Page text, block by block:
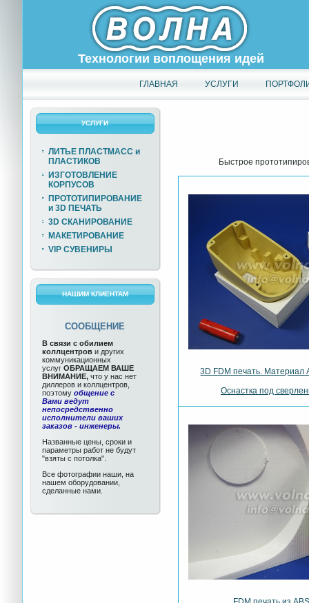
Технологии воплощения идей
ГЛАВНАЯ УСЛУГИ
УСЛУГИ
ЛИТЬЕ ПЛАСТМАСС и
ПЛАСТИКОВ
ИЗГОТОВЛЕНИЕ
КОРПУСОВ
ПРОТОТИПИРОВАНИЕ
и 3D ПЕЧАТЬ
3D СКАНИРОВАНИЕ
МАКЕТИРОВАНИЕ
VIP СУВЕНИРЫ
НАШИМ КЛИЕНТАМ
СООБЩЕНИЕ
В связи с обилием
коллцентров и других
коммуникационных
услуг ОБРАЩАЕМ ВАШЕ
ВНИМАНИЕ, что у нас нет
диллеров и коллцентров,
поэтому общение с
Вами ведут
непосредственно
исполнители ваших
заказов - инженеры.
Названные цены, сроки и
параметры работ не будут
"взяты с потолка".
Все фотографии наши, на
нашем оборудовании,
сделанные нами.
Быстрое
3D FDM печать. Материал
Оснастка под